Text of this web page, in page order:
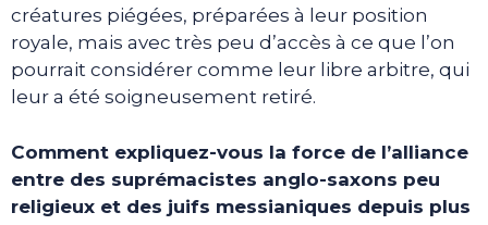
créatures piégées, préparées à leur position
royale, mais avec très peu d’accès à ce que l’on
pourrait considérer comme leur libre arbitre, qui
leur a été soigneusement retiré.
Comment expliquez-vous la force de l’alliance
entre des suprémacistes anglo-saxons peu
religieux et des juifs messianiques depuis plus